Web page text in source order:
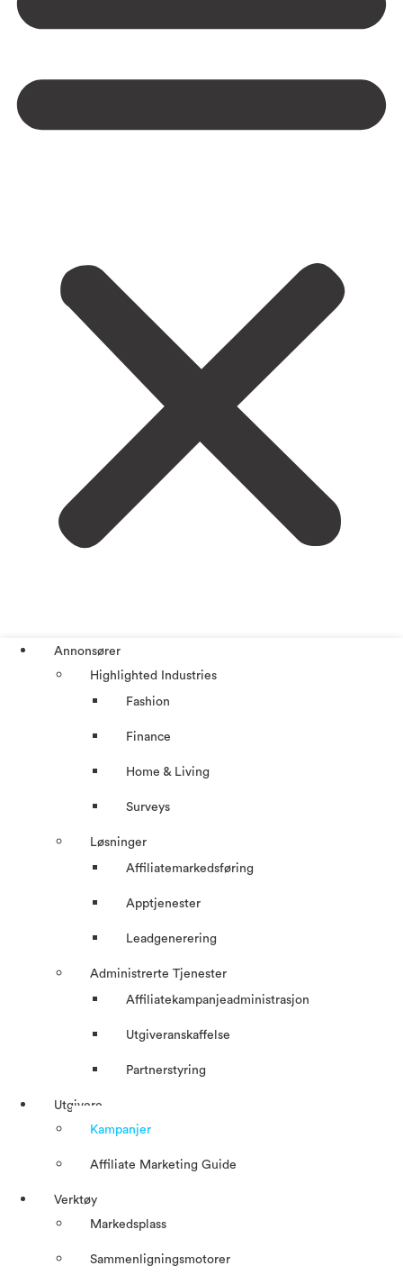
Annonsører
Highlighted Industries
Fashion
Finance
Home & Living
Surveys
Løsninger
Affiliatemarkedsføring
Apptjenester
Leadgenerering
Administrerte Tjenester
Affiliatekampanjeadministrasjon
Utgiveranskaffelse
Partnerstyring
Utgivere
Kampanjer
Affiliate Marketing Guide
Verktøy
Markedsplass
Sammenligningsmotorer